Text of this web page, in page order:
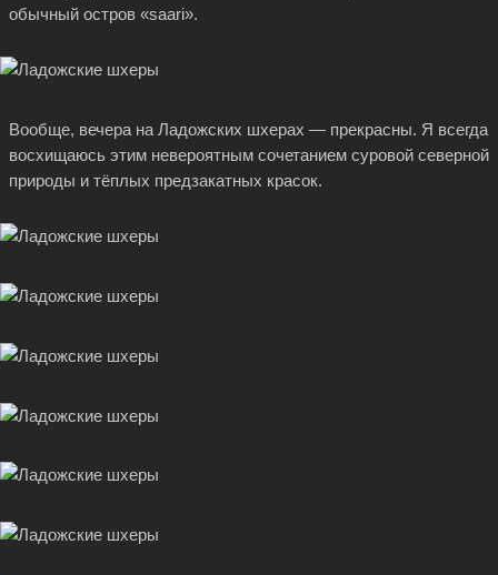
обычный остров «saari».
Вообще, вечера на Ладожских шхерах — прекрасны. Я всегда
восхищаюсь этим невероятным сочетанием суровой северной
природы и тёплых предзакатных красок.